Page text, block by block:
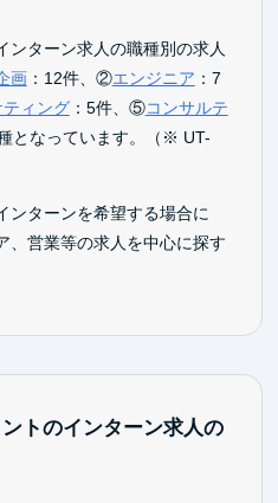
ンターン求人の職種別の求人
画：12件、②エンジニア ：7
ィング：5件、⑤コンサルテ
となっています。（※ UT-
ンターンを希望する場合に
、営業等の求人を中心に探す
トのインターン求人の